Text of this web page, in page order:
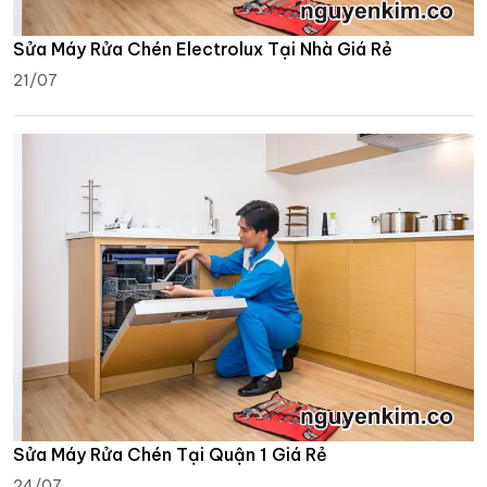
Sửa Máy Rửa Chén Electrolux Tại Nhà Giá Rẻ
21/07
Sửa Máy Rửa Chén Tại Quận 1 Giá Rẻ